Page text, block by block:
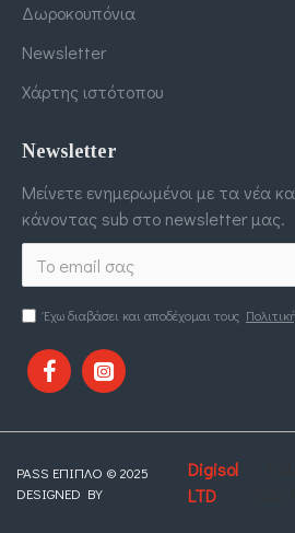
Δωροκουπόνια
Newsletter
Χάρτης ιστότοπου
Newsletter
Μείνετε ενημερωμένοι με τα νέα
κάνοντας sub στο newsletter μας.
Έχω διαβάσει και αποδέχομαι τους
PASS ΕΠΙΠΛΟ © 2025
DESIGNED BY
Digisol
LTD